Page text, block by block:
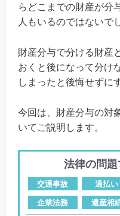
らどこまでの財産が分
人もいるのではないで
財産分与で分ける財産
おくと後になって分け
しまったと後悔せずに
今回は、財産分与の対
いてご説明します。
法律の問題
交通事故 過払い
企業法務 遺産相